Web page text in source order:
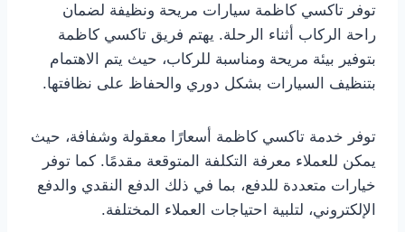
توفر تاكسي كاظمة سيارات مريحة ونظيفة لضمان
راحة الركاب أثناء الرحلة. يهتم فريق تاكسي كاظمة
بتوفير بيئة مريحة ومناسبة للركاب، حيث يتم الاهتمام
بتنظيف السيارات بشكل دوري والحفاظ على نظافتها.
توفر خدمة تاكسي كاظمة أسعارًا معقولة وشفافة، حيث
يمكن للعملاء معرفة التكلفة المتوقعة مقدمًا. كما توفر
خيارات متعددة للدفع، بما في ذلك الدفع النقدي والدفع
الإلكتروني، لتلبية احتياجات العملاء المختلفة.